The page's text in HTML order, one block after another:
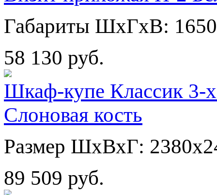
Габариты ШхГхВ:
58 130 руб.
Шкаф-купе Классик 3-
Слоновая кость
Размер ШхВхГ:
89 509 руб.